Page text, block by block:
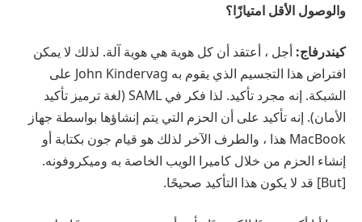
والوصول الأقل امتيازًا؟
كيندرفاج: أجل ، أعتقد أن كل هوية هي هوية آلة. لذلك لا يمكن
افتراض هذا التجسيم الذي يقوم به John Kindervag على
الشبكة. إنه مجرد تأكيد. لذا فكر في SAML (لغة ترميز تأكيد
الأمان). إنه تأكيد على أن الحزم التي يتم إنشاؤها بواسطة جهاز
MacBook هذا ، والطرف الآخر لذلك هو قيام جون بكتابة أو
إنشاء الحزم من خلال كاميرا الويب الخاصة به وميكروفونه.
[But] قد لا يكون هذا التأكيد صحيحًا.